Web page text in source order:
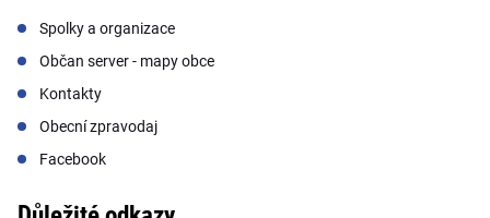
Spolky a organizace
Občan server - mapy obce
Kontakty
Obecní zpravodaj
Facebook